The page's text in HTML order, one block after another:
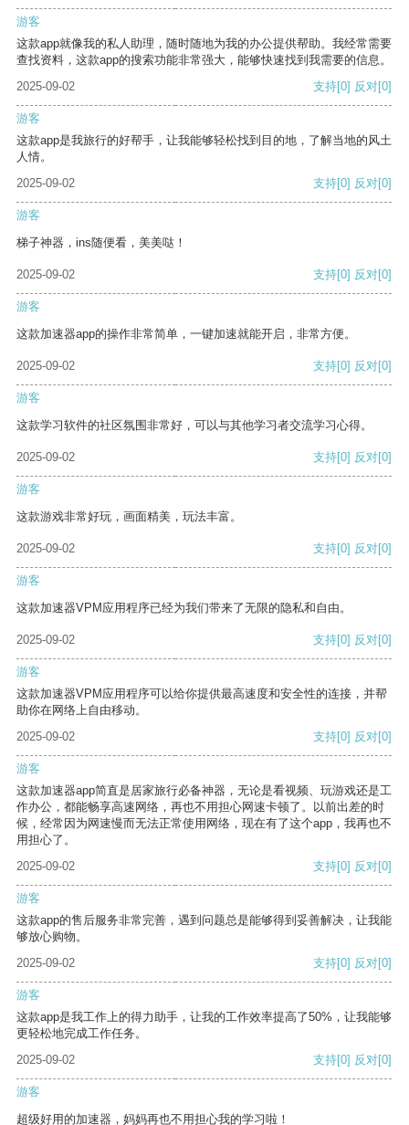
游客
这款app就像我的私人助理，随时随地为我的办公提供帮助。我经常需要
查找资料，这款app的搜索功能非常强大，能够快速找到我需要的信息。
2025-09-02
支持[0] 反对[0]
游客
这款app是我旅行的好帮手，让我能够轻松找到目的地，了解当地的风土
人情。
2025-09-02
支持[0] 反对[0]
游客
梯子神器，ins随便看，美美哒！
2025-09-02 支持[0] 反对[0]
游客
这款加速器app的操作非常简单，一键加速就能开启，非常方便。
2025-09-02 支持[0] 反对[0]
游客
这款学习软件的社区氛围非常好，可以与其他学习者交流学习心得。
2025-09-02 支持[0] 反对[0]
游客
这款游戏非常好玩，画面精美，玩法丰富。
2025-09-02 支持[0] 反对[0]
游客
这款加速器VPM应用程序已经为我们带来了无限的隐私和自由。
2025-09-02 支持[0] 反对[0]
游客
这款加速器VPM应用程序可以给你提供最高速度和安全性的连接，并帮
助你在网络上自由移动。
2025-09-02
支持[0] 反对[0]
游客
这款加速器app简直是居家旅行必备神器，无论是看视频、玩游戏还是工
作办公，都能畅享高速网络，再也不用担心网速卡顿了。以前出差的时
候，经常因为网速慢而无法正常使用网络，现在有了这个app，我再也不
用担心了。
2025-09-02
支持[0] 反对[0]
游客
这款app的售后服务非常完善，遇到问题总是能够得到妥善解决，让我能
够放心购物。
2025-09-02
支持[0] 反对[0]
游客
这款app是我工作上的得力助手，让我的工作效率提高了50%，让我能够
更轻松地完成工作任务。
2025-09-02
支持[0] 反对[0]
游客
超级好用的加速器，妈妈再也不用担心我的学习啦！